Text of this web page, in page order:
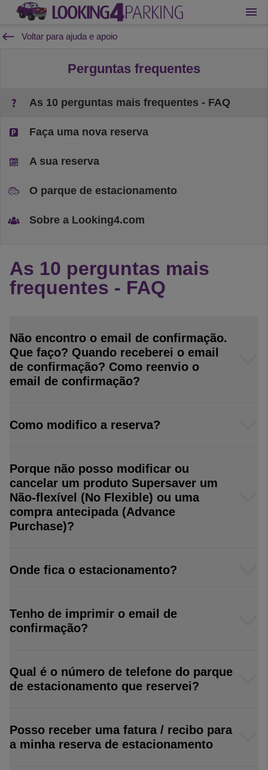
Voltar para ajuda e apoio
Perguntas frequentes
As 10 perguntas mais frequentes - FAQ
Faça uma nova reserva
A sua reserva
O parque de estacionamento
Sobre a Looking4.com
As 10 perguntas mais
frequentes - FAQ
Não encontro o email de confirmação.
Que faço? Quando receberei o email
de confirmação? Como reenvio o
email de confirmação?
Como modifico a reserva?
Porque não posso modificar ou
cancelar um produto Supersaver um
Não-flexível (No Flexible) ou uma
compra antecipada (Advance
Purchase)?
Onde fica o estacionamento?
Tenho de imprimir o email de
confirmação?
Qual é o número de telefone do parque
de estacionamento que reservei?
Posso receber uma fatura / recibo para
a minha reserva de estacionamento